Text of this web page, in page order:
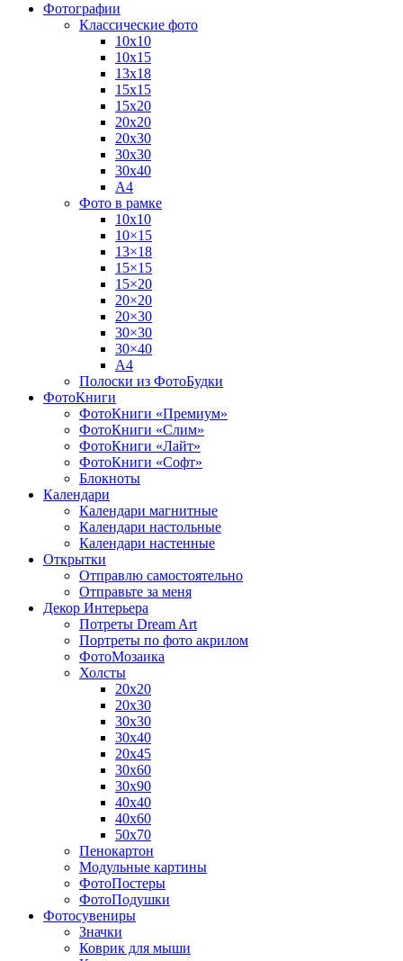
Фотографии
Классические фото
10х10
10х15
13х18
15х15
15х20
20х20
20х30
30х30
30х40
А4
Фото в рамке
10х10
10×15
13×18
15×15
15×20
20×20
20×30
30×30
30×40
A4
Полоски из ФотоБудки
ФотоКниги
ФотоКниги «Премиум»
ФотоКниги «Слим»
ФотоКниги «Лайт»
ФотоКниги «Софт»
Блокноты
Календари
Календари магнитные
Календари настольные
Календари настенные
Открытки
Отправлю самостоятельно
Отправьте за меня
Декор Интерьера
Потреты Dream Art
Портреты по фото акрилом
ФотоМозаика
Холсты
20х20
20х30
30х30
30х40
20х45
30х60
30х90
40х40
40х60
50х70
Пенокартон
Модульные картины
ФотоПостеры
ФотоПодушки
Фотоcувениры
Значки
Коврик для мыши